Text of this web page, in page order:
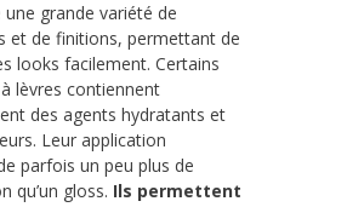
une grande variété de
et de finitions, permettant de
looks facilement. Certains
lèvres contiennent
des agents hydratants et
Leur application
parfois un peu plus de
qu’un gloss. Ils permettent